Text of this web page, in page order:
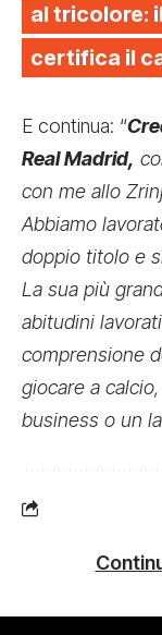
al tricolore:
certifica il
E continua: “
Real Madrid,
con me allo
Abbiamo
doppio titolo e
La sua più
abitudini
comprensione
giocare a
business o un